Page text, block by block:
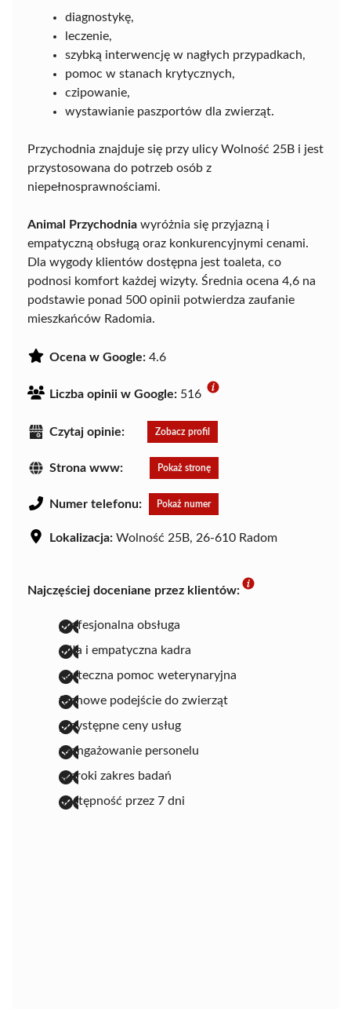
diagnostykę,
leczenie,
szybką interwencję w nagłych przypadkach,
pomoc w stanach krytycznych,
czipowanie,
wystawianie paszportów dla zwierząt.
Przychodnia znajduje się przy ulicy Wolność 25B i jest
przystosowana do potrzeb osób z
niepełnosprawnościami.
Animal Przychodnia wyróżnia się przyjazną i
empatyczną obsługą oraz konkurencyjnymi cenami.
Dla wygody klientów dostępna jest toaleta, co
podnosi komfort każdej wizyty. Średnia ocena 4,6 na
podstawie ponad 500 opinii potwierdza zaufanie
mieszkańców Radomia.
Ocena w Google: 4.6
Liczba opinii w Google: 516
Czytaj opinie: Zobacz profil
Strona www: Pokaż stronę
Numer telefonu: Pokaż numer
Lokalizacja: Wolność 25B, 26-610 Radom
Najczęściej doceniane przez klientów:
profesjonalna obsługa
miła i empatyczna kadra
skuteczna pomoc weterynaryjna
fachowe podejście do zwierząt
przystępne ceny usług
zaangażowanie personelu
szeroki zakres badań
dostępność przez 7 dni